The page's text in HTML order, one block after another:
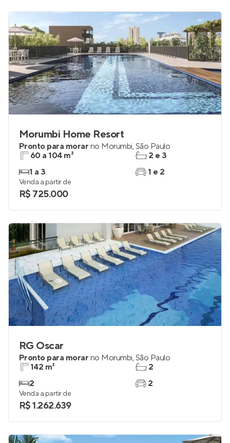
Morumbi Home Resort
Pronto para morar no Morumbi,São Paulo
60 a 104 m²
1 a 3
2 e 3
1 e 2
Venda a partir de
R$ 725.000
RG Oscar
Pronto para morar no Morumbi,São Paulo
142 m²
2
2
2
Venda a partir de
R$ 1.262.639